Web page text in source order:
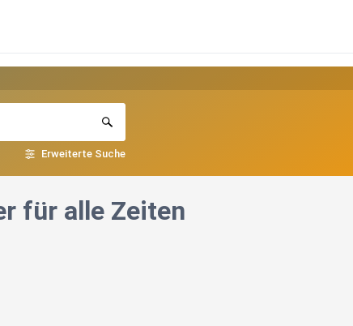
Erweiterte Suche
für alle Zeiten